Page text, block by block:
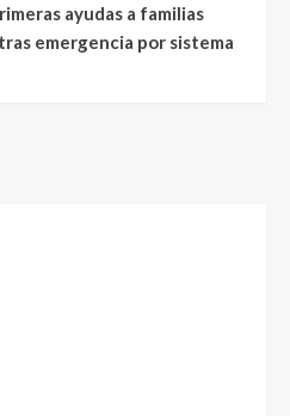
ayudas a familias
emergencia por sistema